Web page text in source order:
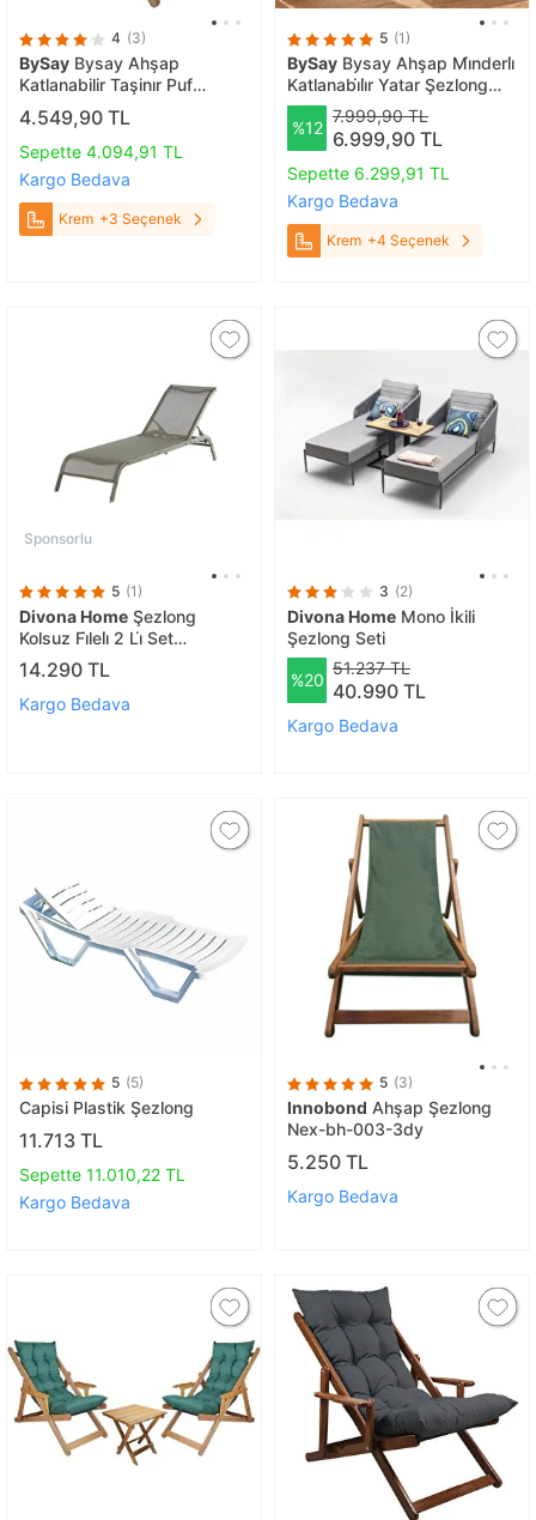
4 (3)
BySay Bysay Ahşap
Katlanabilir Taşinır Puf
Minderli Kollu Şezlong Plaj
Bahçe Balkon Sandalyesi
Koltuğu Takımı (krem) Krem
4.549,90 TL
Sepette 4.094,91 TL
Kargo Bedava
Krem +3 Seçenek
5 (1)
BySay Bysay Ahşap Mi̇nderli̇
Katlanabi̇li̇r Yatar Şezlong
Taşinabi̇li̇r Plaj Yataği (cevi̇z-
krem) Krem
%12
7.999,90 TL
6.999,90 TL
Sepette 6.299,91 TL
Kargo Bedava
Krem +4 Seçenek
Sponsorlu
5 (1)
Divona Home Şezlong
Kolsuz Fi̇leli̇ 2 Li̇ Set
Cappuci̇no Renk
14.290 TL
Kargo Bedava
3 (2)
Divona Home Mono İkili
Şezlong Seti
%20
51.237 TL
40.990 TL
Kargo Bedava
5 (5)
Capisi Plastik Şezlong
11.713 TL
Sepette 11.010,22 TL
Kargo Bedava
5 (3)
Innobond Ahşap Şezlong
Nex-bh-003-3dy
5.250 TL
Kargo Bedava